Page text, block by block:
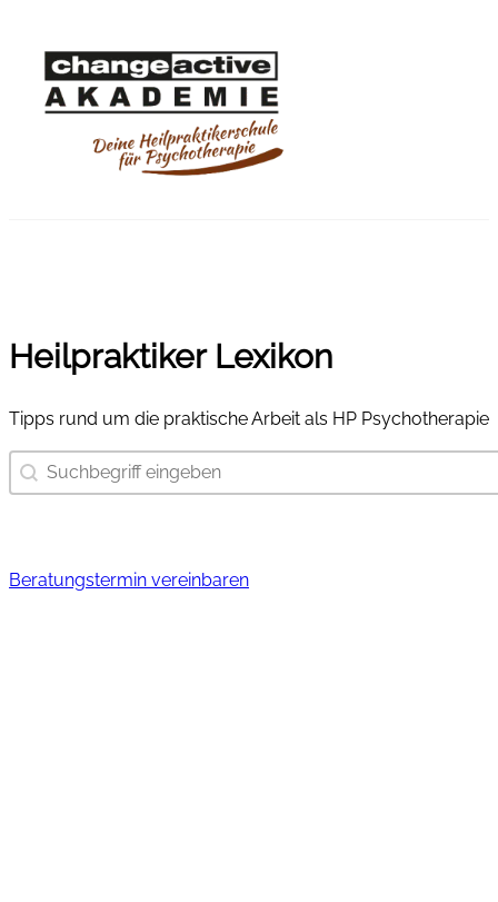
Heilpraktiker Lexikon
Tipps rund um die praktische Arbeit als HP Psychotherapie
Suchbegriff eingeben
Beratungstermin vereinbaren